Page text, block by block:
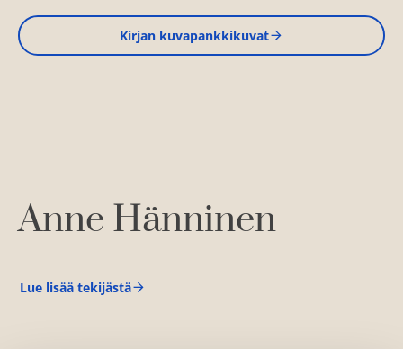
Kirjan kuvapankkikuvat
Anne Hänninen
Lue lisää tekijästä
A